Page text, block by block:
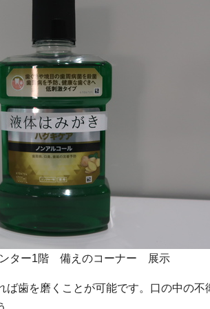
ター1階 備えのコーナー 展示
歯を磨くことが可能です。口の中の不